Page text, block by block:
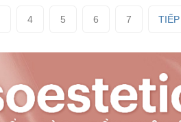
4 5 6 7 TIẾP